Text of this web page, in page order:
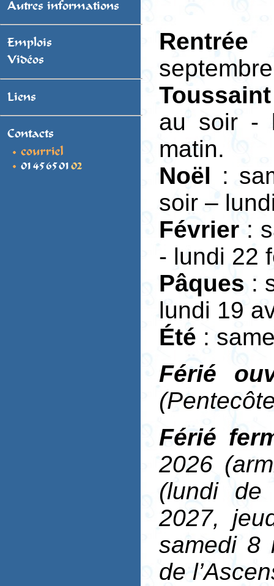
Autres informations
Emplois
Vidéos
Liens
Contacts
Rentrée
Toussaint
au soir -
matin.
Noël :
soir –
Février :
- lundi 22
Pâques :
lundi 19
Été :
Férié
Férié
2026
(lundi de
2027,
samedi 8
de